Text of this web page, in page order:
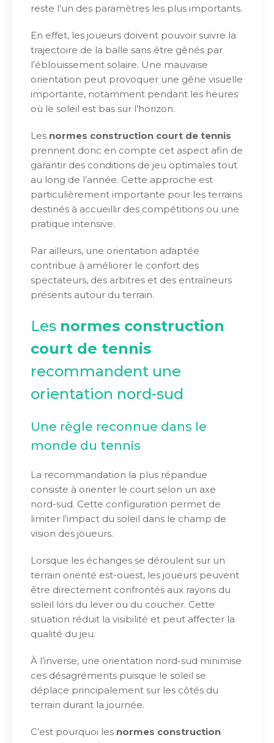
reste l’un des paramètres les plus importants.
En effet, les joueurs doivent pouvoir suivre la
trajectoire de la balle sans être gênés par
l’éblouissement solaire. Une mauvaise
orientation peut provoquer une gêne visuelle
importante, notamment pendant les heures
où le soleil est bas sur l’horizon.
Les normes construction court de tennis
prennent donc en compte cet aspect afin de
garantir des conditions de jeu optimales tout
au long de l’année. Cette approche est
particulièrement importante pour les terrains
destinés à accueillir des compétitions ou une
pratique intensive.
Par ailleurs, une orientation adaptée
contribue à améliorer le confort des
spectateurs, des arbitres et des entraîneurs
présents autour du terrain.
Les normes construction
court de tennis
recommandent une
orientation nord-sud
Une règle reconnue dans le
monde du tennis
La recommandation la plus répandue
consiste à orienter le court selon un axe
nord-sud. Cette configuration permet de
limiter l’impact du soleil dans le champ de
vision des joueurs.
Lorsque les échanges se déroulent sur un
terrain orienté est-ouest, les joueurs peuvent
être directement confrontés aux rayons du
soleil lors du lever ou du coucher. Cette
situation réduit la visibilité et peut affecter la
qualité du jeu.
À l’inverse, une orientation nord-sud minimise
ces désagréments puisque le soleil se
déplace principalement sur les côtés du
terrain durant la journée.
C’est pourquoi les normes construction